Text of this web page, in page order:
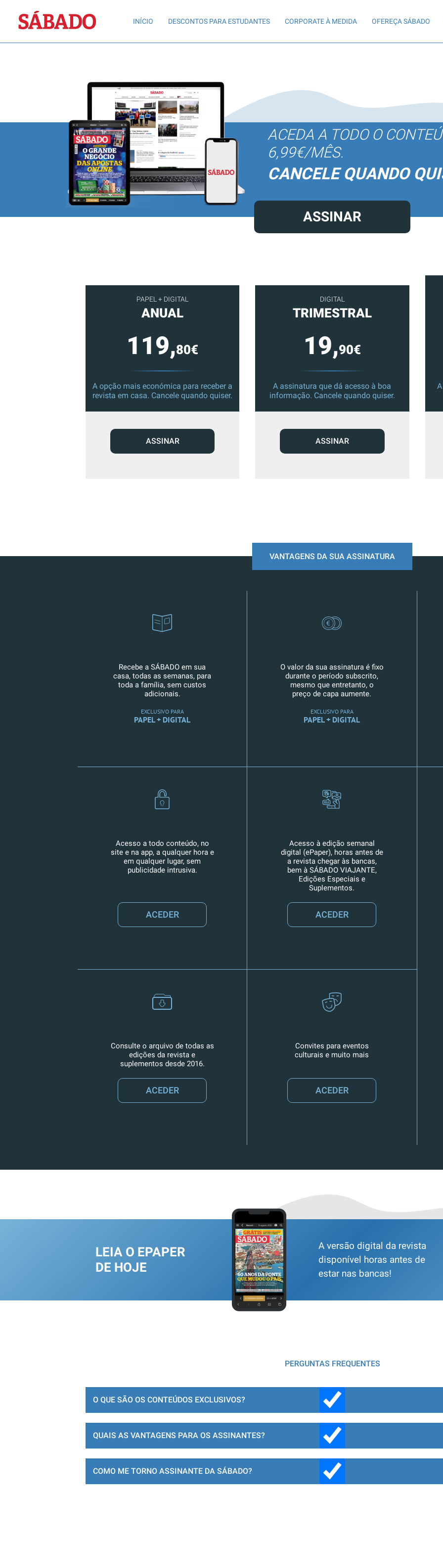
Sábado
INÍCIO DESCONTOS PARA ESTUDANTES CORPORATE À MEDIDA OFEREÇA SÁBADO
ACEDA A TODO O
6,99€/MÊS.
CANCELE QUANDO
ASSINAR
PAPEL + DIGITAL
ANUAL
119,80€
A opção mais económica para receber a
revista em casa. Cancele quando quiser.
ASSINAR
DIGITAL
TRIMESTRAL
19,90€
A assinatura que dá acesso à boa
informação. Cancele quando quiser.
ASSINAR
VANTAGENS DA SUA ASSINATURA
Recebe a SÁBADO em sua
casa, todas as semanas, para
toda a família, sem custos
adicionais.
EXCLUSIVO PARA
PAPEL + DIGITAL
O valor da sua assinatura é fixo
durante o período subscrito,
mesmo que entretanto, o
preço de capa aumente.
EXCLUSIVO PARA
PAPEL + DIGITAL
Acesso a todo conteúdo, no
site e na app, a qualquer hora e
em qualquer lugar, sem
publicidade intrusiva.
ACEDER
Acesso à edição semanal
digital (ePaper), horas antes de
a revista chegar às bancas,
bem à SÁBADO VIAJANTE,
Edições Especiais e
Suplementos.
ACEDER
Consulte o arquivo de todas as
edições da revista e
suplementos desde 2016.
ACEDER
Convites para eventos
culturais e muito mais
ACEDER
LEIA O EPAPER
DE HOJE
A versão digital da revista
disponível horas antes de
estar nas bancas!
PERGUNTAS FREQUENTES
O QUE SÃO OS CONTEÚDOS EXCLUSIVOS?
QUAIS AS VANTAGENS PARA OS ASSINANTES?
COMO ME TORNO ASSINANTE DA SÁBADO?